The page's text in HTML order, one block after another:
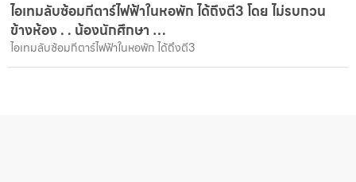
ไอเทมลับซ้อมกีตาร์ไฟฟ้าในหอพัก ได้ถึงตี3 โดย ไม่รบกวน
ข้างห้อง . . น้องนักศึกษา …
ไอเทมลับซ้อมกีตาร์ไฟฟ้าในหอพัก ได้ถึงตี3